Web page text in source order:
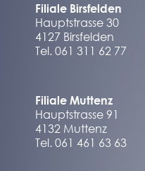
Filiale Birsfelden
Hauptstrasse 30
4127 Birsfelden
Tel. 061 311 62 77
Filiale Muttenz
Hauptstrasse 91
4132 Muttenz
Tel. 061 461 63 63